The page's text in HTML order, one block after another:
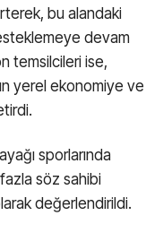
bu alandaki
devam
temsilcileri ise,
yerel ekonomiye ve
sporlarında
söz sahibi
değerlendirildi.